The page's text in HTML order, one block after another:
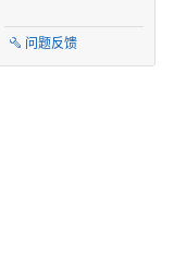
问题反馈